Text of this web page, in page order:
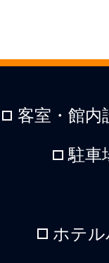
客室・館内
駐車
ホテ